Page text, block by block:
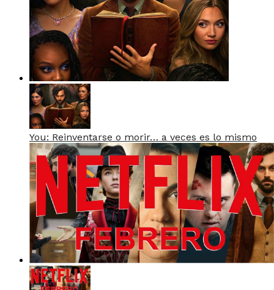
You: Reinventarse o morir… a veces es lo mismo